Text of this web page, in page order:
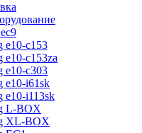
e10-c153
e10-c153za
e10-c303
e10-i61sk
e10-i113sk
L-BOX
XL-BOX